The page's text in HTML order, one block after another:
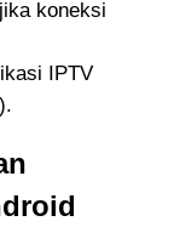
koneksi
IPTV